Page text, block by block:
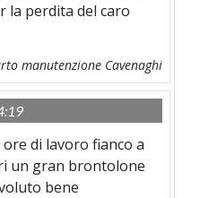
la perdita del caro
manutenzione Cavenaghi
di lavoro fianco a
un gran brontolone
bene